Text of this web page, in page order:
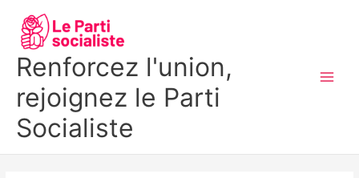
contenu
Renforcez l'union,
rejoignez le Parti
Socialiste